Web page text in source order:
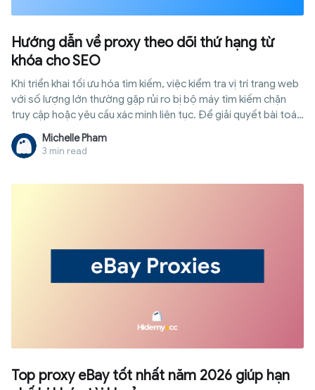
Hướng dẫn về proxy theo dõi thứ hạng từ
khóa cho SEO
Khi triển khai tối ưu hóa tìm kiếm, việc kiểm tra vị trí trang web
với số lượng lớn thường gặp rủi ro bị bộ máy tìm kiếm chặn
truy cập hoặc yêu cầu xác minh liên tục. Để giải quyết bài toán
này, proxy theo dõi thứ hạng từ khoá chính là giải pháp trung
gian hoàn hảo giúp bạn ẩn danh và thu thập dữ liệu một cách
an toàn, khách quan nhất. Hãy cùng tìm hiểu chi tiết cách hoạt
Michelle Pham
3 min read
Top proxy eBay tốt nhất năm 2026 giúp hạn